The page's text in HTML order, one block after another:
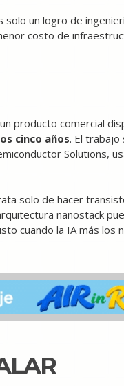
solo un logro de
costo de
producto comercial
cinco años. El trabajo
Solutions,
solo de hacer
nanostack
cuando la IA más los